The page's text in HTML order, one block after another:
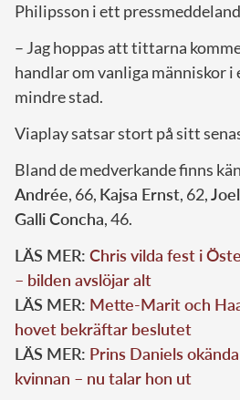
Philipsson i ett
– Jag hoppas att tittarna
handlar om vanliga människor
mindre stad.
Viaplay satsar stort på sitt
Bland de medverkande finns
Andrée, 66, Kajsa Ernst, 62,
Galli Concha, 46.
LÄS MER: Chris vilda fest i
– bilden avslöjar alt
LÄS MER: Mette-Marit och
hovet bekräftar beslutet
LÄS MER: Prins Daniels
kvinnan – nu talar hon ut